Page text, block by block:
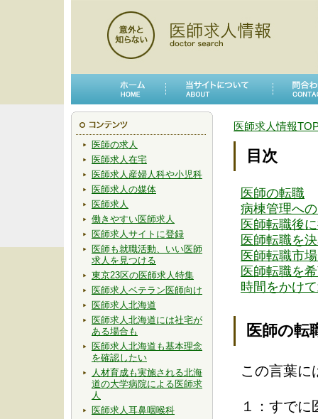
医師の求人
医師求人在宅
医師求人産婦人科や小児科
医師求人の媒体
医師求人
働きやすい医師求人
医師求人サイトに登録
医師も就職活動、いい医師
求人を見つける
東京23区の医師求人特集
医師求人ベテラン医師向け
医師求人北海道
医師求人北海道には社宅が
ある場合も
医師求人北海道も基本理念
を確認したい
人材育成も実施される北海
道の大学病院による医師求
人
医師求人耳鼻咽喉科
医師求人情報
目次
医師の転職
病棟管理へ
医師転職後
医師転職を
医師転職市
医師転職を
時間をかけ
医師の転
この言葉に
１：すで